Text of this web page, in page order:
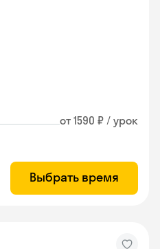
от 1590 ₽ / урок
Выбрать время